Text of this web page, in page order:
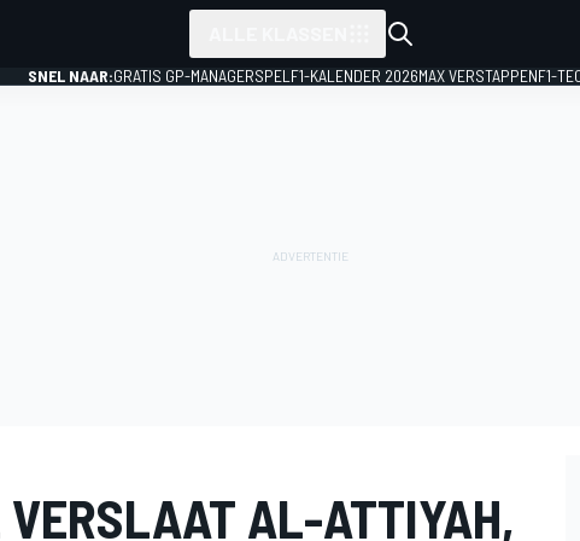
SNEL NAAR:GRATIS GP-MANAGERSPEL F1-KALENDER 2026MAX VERSTAPPENF1-
AL-ATTIYAH,